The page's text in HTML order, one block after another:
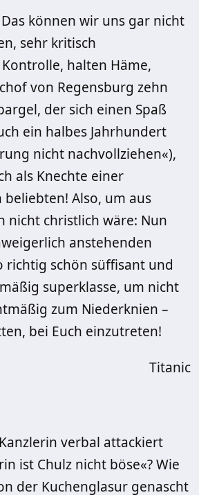
können wir uns gar nicht
sehr kritisch
halten Häme,
von Regensburg zehn
der sich einen Spaß
ein halbes Jahrhundert
nicht nachvollziehen«),
als Knechte einer
Also, um aus
nicht christlich wäre: Nun
anstehenden
richtig schön süffisant und
superklasse, um nicht
zum Niederknien –
bei Euch einzutreten!
Titanic
verbal attackiert
ist Chulz nicht böse«? Wie
der Kuchenglasur genascht